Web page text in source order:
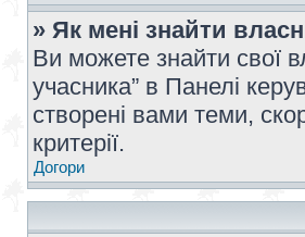
» Як мені знайти
Ви можете знайти свої
учасника” в Панелі
створені вами теми,
критерії.
Догори